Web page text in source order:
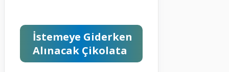
İstemeye Giderken
Alınacak Çikolata